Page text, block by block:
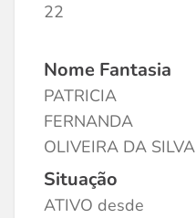
22
Nome Fantasia
PATRICIA
FERNANDA
OLIVEIRA DA SILVA
Situação
ATIVO desde